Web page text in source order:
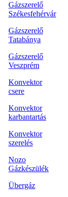
Gázszerelő
Székesfehérvár
Gázszerelő
Tatabánya
Gázszerelő
Veszprém
Konvektor
csere
Konvektor
karbantartás
Konvektor
szerelés
Nozo
Gázkészülék
Übergáz